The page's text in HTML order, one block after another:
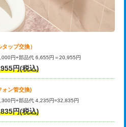
ップ交換）
円+部品代 6,655円＝20,955円
円(税込)
ォン管交換)
円+部品代 4,235円=32,835円
円(税込)